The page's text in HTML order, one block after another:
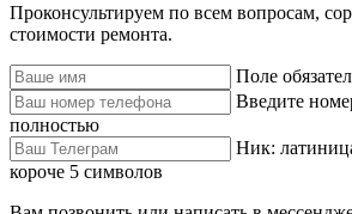
Проконсультируем по всем вопросам,
стоимости ремонта.
Поле
Введите
полностью
Ник:
короче 5 символов